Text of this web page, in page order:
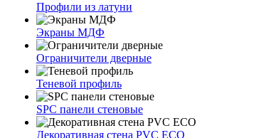
Профили из латуни
Экраны МДФ
Ограничители дверные
Теневой профиль
SPC панели стеновые
Декоративная стена PVC ECO